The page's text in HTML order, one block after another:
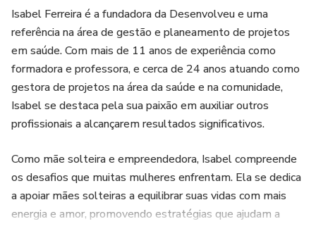
Isabel Ferreira é a fundadora da Desenvolveu e uma
referência na área de gestão e planeamento de projetos
em saúde. Com mais de 11 anos de experiência como
formadora e professora, e cerca de 24 anos atuando como
gestora de projetos na área da saúde e na comunidade,
Isabel se destaca pela sua paixão em auxiliar outros
profissionais a alcançarem resultados significativos.
Como mãe solteira e empreendedora, Isabel compreende
os desafios que muitas mulheres enfrentam. Ela se dedica
a apoiar mães solteiras a equilibrar suas vidas com mais
energia e amor, promovendo estratégias que ajudam a